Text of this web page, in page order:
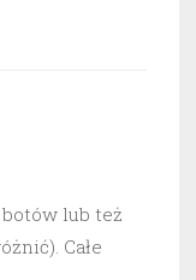
lub też
Całe